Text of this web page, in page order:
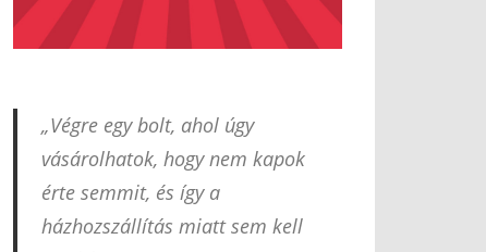
„Végre egy bolt, ahol úgy
vásárolhatok, hogy nem kapok
érte semmit, és így a
házhozszállítás miatt sem kell